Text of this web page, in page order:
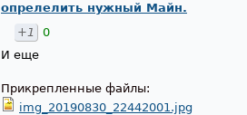
опрелелить нужный Майн.
+1
0
И еще
Прикрепленные файлы:
img_20190830_22442001.jpg